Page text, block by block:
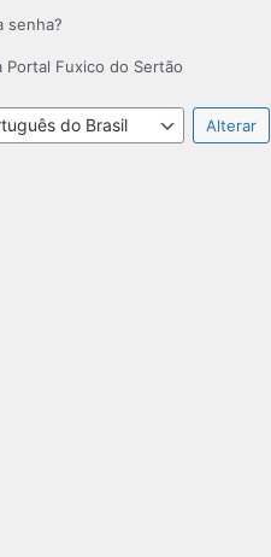
senha?
Portal Fuxico do Sertão